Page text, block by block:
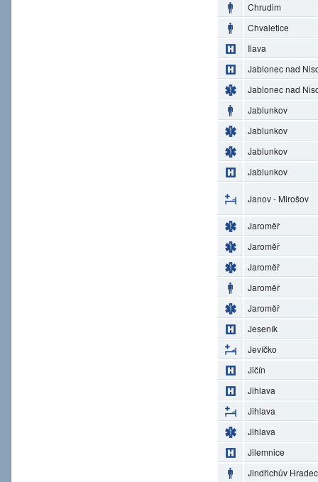
Chrudim
Chvaletice
Ilava
Jablonec nad
Jablonec nad
Jablunkov
Jablunkov
Jablunkov
Jablunkov
Janov - Mirošov
Jaroměř
Jaroměř
Jaroměř
Jaroměř
Jaroměř
Jeseník
Jevíčko
Jičín
Jihlava
Jihlava
Jihlava
Jilemnice
Jindřichův Hradec